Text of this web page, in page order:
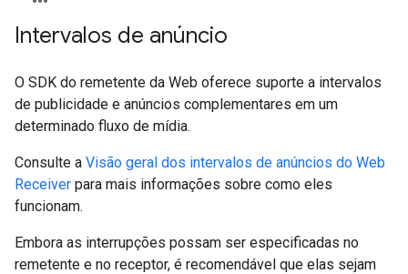
Intervalos de anúncio
O SDK do remetente da Web oferece suporte a intervalos
de publicidade e anúncios complementares em um
determinado fluxo de mídia.
Consulte a Visão geral dos intervalos de anúncios do Web
Receiver para mais informações sobre como eles
funcionam.
Embora as interrupções possam ser especificadas no
remetente e no receptor, é recomendável que elas sejam